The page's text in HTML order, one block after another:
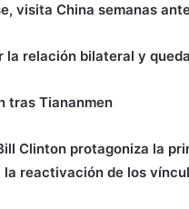
visita China semanas
la relación bilateral y
tras Tiananmen
Clinton protagoniza la
la reactivación de los